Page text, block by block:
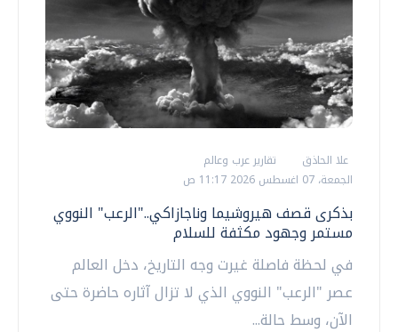
علا الحاذق
تقارير عرب وعالم
الجمعة، 07 اغسطس 2026 11:17 ص
بذكرى قصف هيروشيما وناجازاكي.."الرعب" النووي
مستمر وجهود مكثفة للسلام
في لحظة فاصلة غيرت وجه التاريخ، دخل العالم
عصر "الرعب" النووي الذي لا تزال آثاره حاضرة حتى
الآن، وسط حالة...